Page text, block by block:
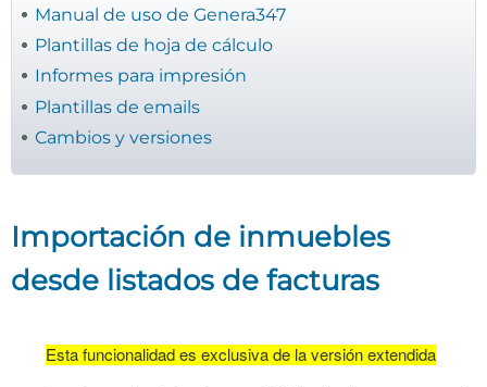
Manual de uso de Genera347
Plantillas de hoja de cálculo
Informes para impresión
Plantillas de emails
Cambios y versiones
Importación de inmuebles
desde listados de facturas
Esta funcionalidad es exclusiva de la versión extendida